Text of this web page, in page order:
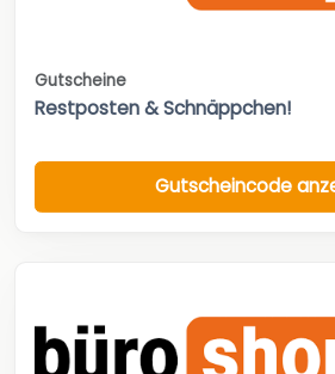
Gutscheine
Restposten & Schnäppchen!
Gutscheincode